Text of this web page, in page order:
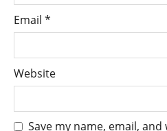
Email *
Website
Save my name, email,